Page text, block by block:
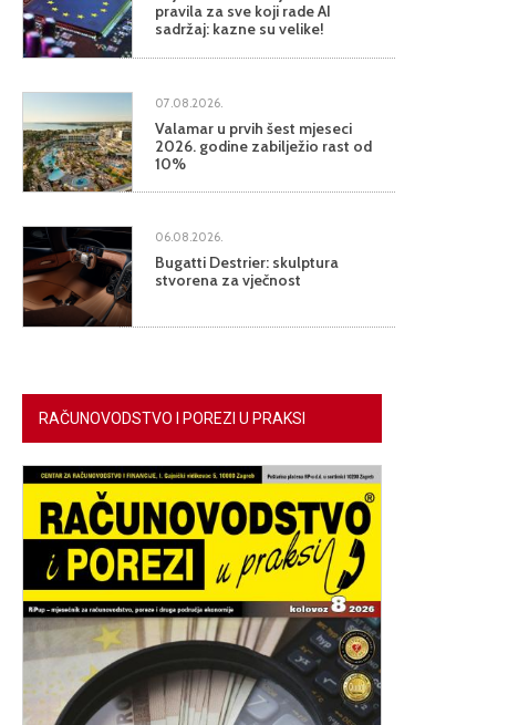
pravila za sve koji rade AI
sadržaj: kazne su velike!
07.08.2026.
Valamar u prvih šest mjeseci
2026. godine zabilježio rast od
10%
06.08.2026.
Bugatti Destrier: skulptura
stvorena za vječnost
RAČUNOVODSTVO I POREZI U PRAKSI